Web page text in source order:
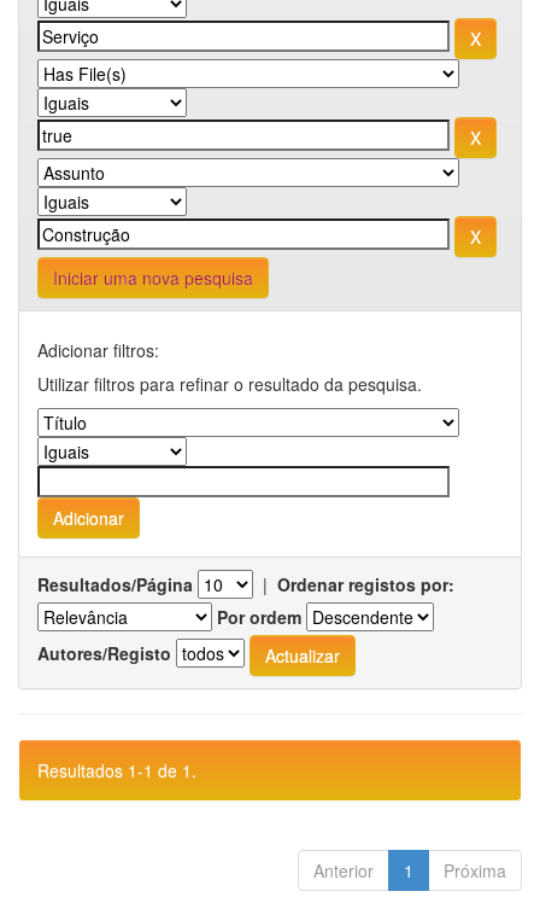
Iniciar uma nova pesquisa
Adicionar filtros:
Utilizar filtros para refinar o resultado da pesquisa.
Resultados/Página | Ordenar registos por:
Por ordem
Autores/Registo
Resultados 1-1 de 1.
Anterior 1 Próxima